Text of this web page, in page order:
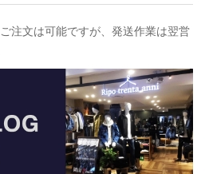
注文は可能ですが、発送作業は翌営